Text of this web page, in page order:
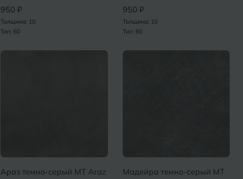
950 ₽
Толщина: 10
Тип: 60
950 ₽
Толщина: 10
Тип: 60
Араз темно-серый MT Araz
Мадейра темно-серый MT